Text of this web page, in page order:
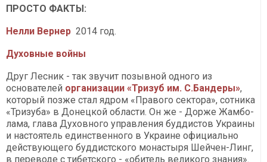
ПРОСТО ФАКТЫ:
Нелли Вернер 2014 год.
Духовные войны
Друг Лесник - так звучит позывной одного из
основателей организации «Тризуб им. С.Бандеры»,
который позже стал ядром «Правого сектора», сотника
«Тризуба» в Донецкой области. Он же - Дорже Жамбо-
лама, глава Духовного управления буддистов Украины
и настоятель единственного в Украине официально
действующего буддистского монастыря Шейчен-Линг,
в переводе с тибетского - «обитель великого знания».